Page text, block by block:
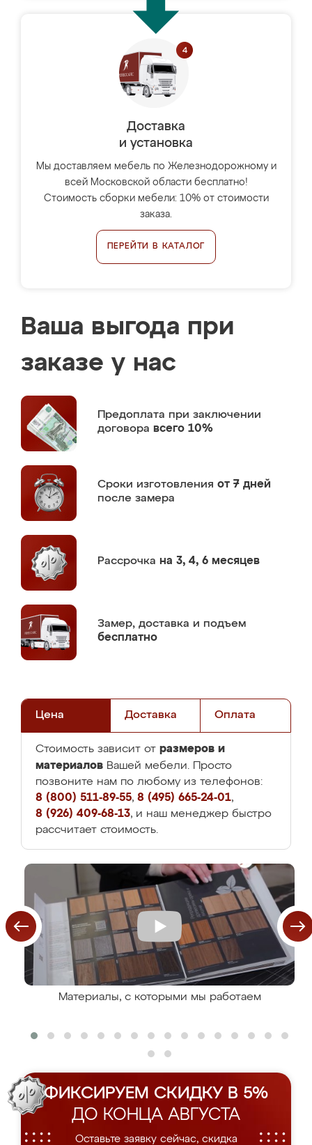
Доставка
и установка
Мы доставляем мебель по Железнодорожному и
всей Московской области бесплатно!
Стоимость сборки мебели: 10% от стоимости
заказа.
ПЕРЕЙТИ В КАТАЛОГ
Ваша выгода при
заказе у нас
Предоплата при заключении
договора всего 10%
Сроки изготовления от 7 дней
после замера
Рассрочка на 3, 4, 6 месяцев
Замер, доставка и подъем
бесплатно
Цена Доставка Оплата
Стоимость зависит от размеров и
материалов Вашей мебели. Просто
позвоните нам по любому из телефонов:
8 (800) 511-89-55, 8 (495) 665-24-01,
8 (926) 409-68-13, и наш менеджер быстро
рассчитает стоимость.
Материалы, с которыми мы работаем
ФИКСИРУЕМ СКИДКУ В 5%
ДО КОНЦА АВГУСТА
Оставьте заявку сейчас, скидка